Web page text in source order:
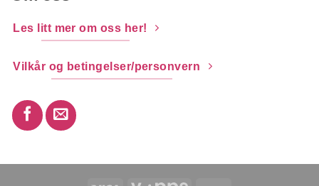
Les litt mer om oss her!
Vilkår og betingelser/personvern